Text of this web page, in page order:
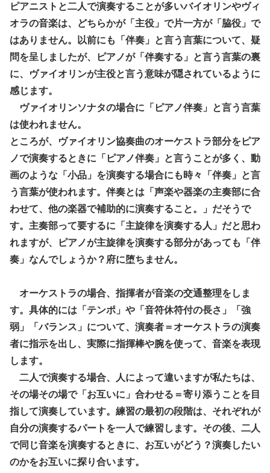
ピアニストと二人で演奏することが多いバイオリンやヴィ
オラの音楽は、どちらかが「主役」で片一方が「脇役」で
はありません。以前にも「伴奏」と言う言葉について、疑
問を呈しましたが、ピアノが「伴奏する」と言う言葉の裏
に、ヴァイオリンが主役と言う意味が隠されているように
感じます。
ヴァイオリンソナタの場合に「ピアノ伴奏」と言う言葉
は使われません。
ところが、ヴァイオリン協奏曲のオーケストラ部分をピア
ノで演奏するときに「ピアノ伴奏」と言うことが多く、動
画のような「小品」を演奏する場合にも時々「伴奏」と言
う言葉が使われます。伴奏とは「声楽や器楽の主奏部に合
わせて、他の楽器で補助的に演奏すること。」だそうで
す。 主奏部って要するに「主旋律を演奏する人」だと思わ
れますが、ピアノが主旋律を演奏する部分があっても「伴
奏」なんでしょうか？府に堕ちません。
オーケストラの場合、指揮者が音楽の交通整理をしま
す。具体的には「テンポ」や「音符休符付の長さ」「強
弱」「バランス」について、演奏者＝オーケストラの演奏
者に指示を出し、実際に指揮棒や腕を使って、音楽を表現
します。
二人で演奏する場合、人によって違いますが私たちは、
その場その場で「お互いに」合わせる＝寄り添うことを目
指して演奏しています。練習の最初の段階は、それぞれが
自分の演奏するパートを一人で練習します。その後、二人
で同じ音楽を演奏するときに、お互いがどう？演奏したい
のかをお互いに探り合います。